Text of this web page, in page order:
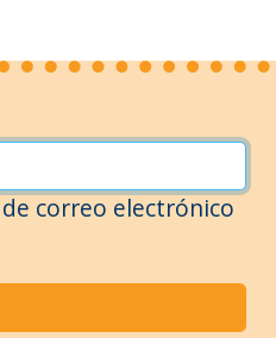
correo electrónico